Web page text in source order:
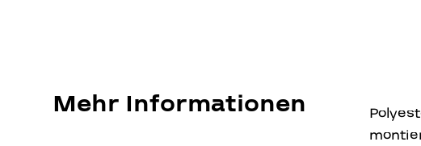
02 Werbepylonen
Mehr Informationen